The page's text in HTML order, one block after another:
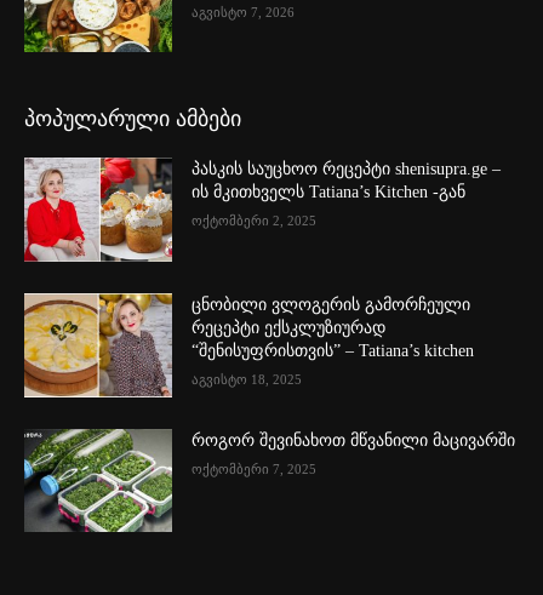
აგვისტო 7, 2026
პოპულარული ამბები
პასკის საუცხოო რეცეპტი shenisupra.ge –
ის მკითხველს Tatiana’s Kitchen -გან
ოქტომბერი 2, 2025
ცნობილი ვლოგერის გამორჩეული
რეცეპტი ექსკლუზიურად
“შენისუფრისთვის” – Tatiana’s kitchen
აგვისტო 18, 2025
როგორ შევინახოთ მწვანილი მაცივარში
ოქტომბერი 7, 2025